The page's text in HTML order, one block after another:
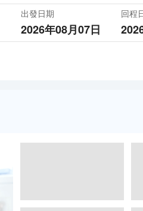
出發日期
2026年08月07日
回程